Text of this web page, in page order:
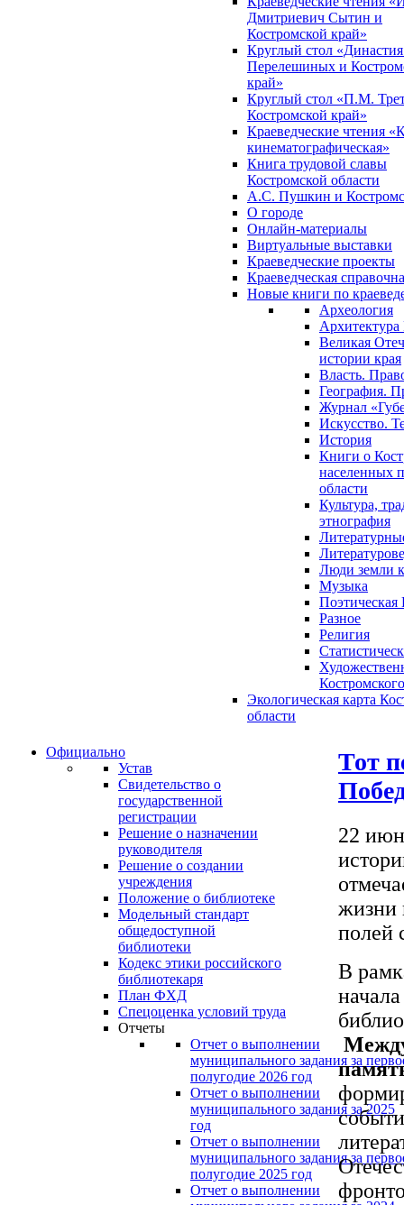
Дмитриевич Сытин и
Костромской край»
Круглый стол
Перелешиных и
край»
Круглый стол «П.М.
Костромской край»
Краеведческие чтения
кинематографическая»
Книга трудовой славы
Костромской области
А.С. Пушкин и
О городе
Онлайн-материалы
Виртуальные выставки
Краеведческие проекты
Краеведческая
Новые книги по
Археология
Архитектура
Великая
истории края
Власть.
География.
Журнал
Искусство.
История
Книги о
населенных
области
Культура,
этнография
Люди земли
Музыка
Поэтическая
Разное
Религия
Экологическая карта
области
Официально
Устав
Свидетельство о
государственной
регистрации
Решение о назначении
руководителя
Решение о создании
учреждения
Положение о библиотеке
Модельный стандарт
общедоступной
библиотеки
Кодекс этики российского
библиотекаря
План ФХД
Спецоценка условий труда
Отчеты
Отчет о выполнении
муниципального задания за
полугодие 2026 год
Отчет о выполнении
муниципального задания за 2025
год
Отчет о выполнении
муниципального задания за
полугодие 2025 год
Отчет о выполнении
Тот
22
жизни
полей
В